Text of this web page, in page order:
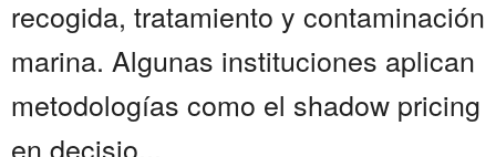
recogida, tratamiento y contaminación
marina. Algunas instituciones aplican
metodologías como el shadow pricing
en decisio...